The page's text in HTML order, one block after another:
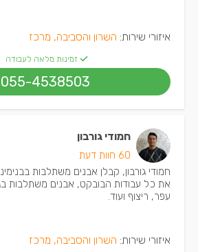
איזורי שירות: השרון והסביבה, מרכז
זמינות מלאה לעבודה
055-4538503
חמודי גורבון
60 חוות דעת
חמודי גורבון, קבלן אבנים משתלבות
את כל עבודות הבובקט, אבנים משתלבות
עפר, ריצוף ועוד.
איזורי שירות: השרון והסביבה, מרכז